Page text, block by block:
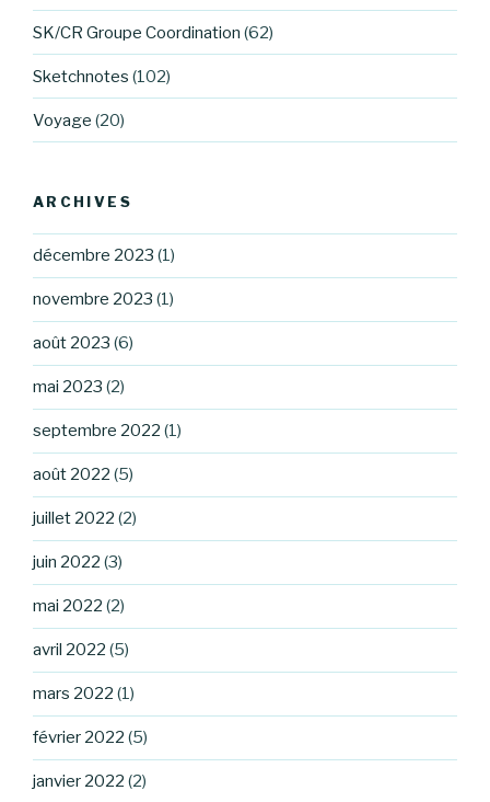
SK/CR Groupe Coordination (62)
Sketchnotes (102)
Voyage (20)
ARCHIVES
décembre 2023 (1)
novembre 2023 (1)
août 2023 (6)
mai 2023 (2)
septembre 2022 (1)
août 2022 (5)
juillet 2022 (2)
juin 2022 (3)
mai 2022 (2)
avril 2022 (5)
mars 2022 (1)
février 2022 (5)
janvier 2022 (2)